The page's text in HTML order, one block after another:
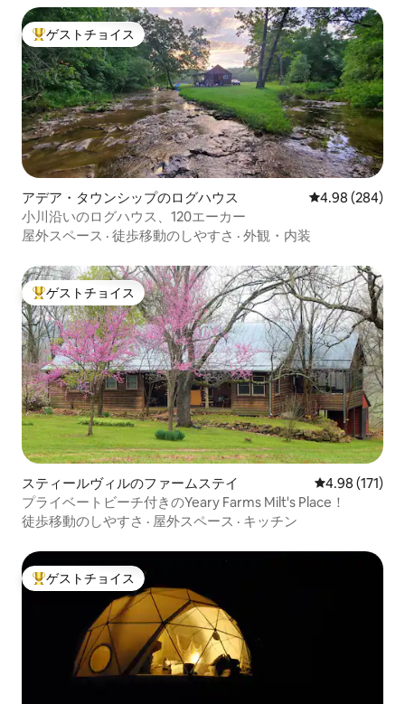
大好評のゲストチョイスです。
ゲストチョイス
アデア・タウンシップのログハウス レビュー284
4.98 (284)
小川沿いのログハウス、120エーカー
屋外スペース · 徒歩移動のしやすさ · 外観・内装
大好評のゲストチョイスです。
ゲストチョイス
スティールヴィルのファームステイ レビュー171
4.98 (171)
プライベートビーチ付きのYeary Farms Milt's Place！
徒歩移動のしやすさ · 屋外スペース · キッチン
大好評のゲストチョイスです。
ゲストチョイス